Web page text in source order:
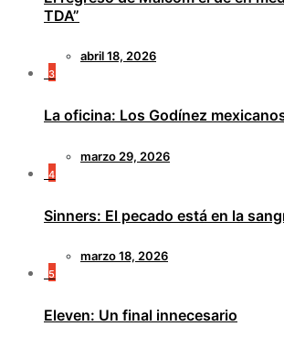
TDA”
abril 18, 2026
3
La oficina: Los Godínez
marzo 29, 2026
4
Sinners: El pecado está en la
marzo 18, 2026
5
Eleven: Un final innecesario